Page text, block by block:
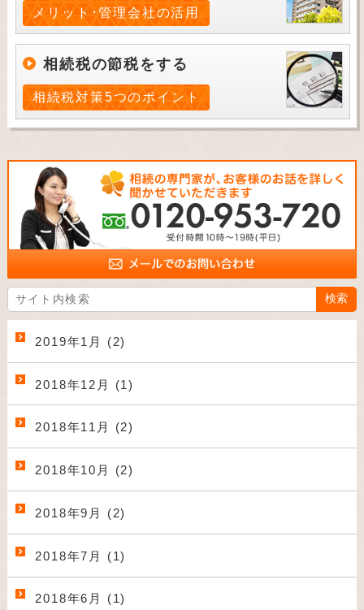
メリット･管理会社の活用
相続税の節税をする
相続税対策5つのポイント
2019年1月 (2)
2018年12月 (1)
2018年11月 (2)
2018年10月 (2)
2018年9月 (2)
2018年7月 (1)
2018年6月 (1)